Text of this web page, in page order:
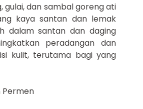
gulai, dan sambal goreng ati
kaya santan dan lemak
dalam santan dan daging
peradangan dan
kulit, terutama bagi yang
Permen